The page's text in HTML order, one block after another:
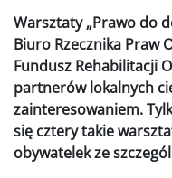
Warsztaty „Prawo do
Biuro Rzecznika Praw
Fundusz Rehabilitacji
partnerów lokalnych
zainteresowaniem.
się cztery takie
obywatelek ze